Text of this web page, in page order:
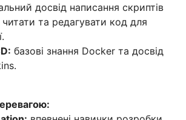
досвід написання скриптів
читати та редагувати код для
базові знання Docker та досвід